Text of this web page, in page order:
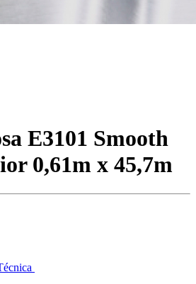
E3101 Smooth
0,61m x 45,7m